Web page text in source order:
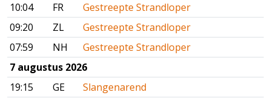
10:04
FR
Gestreepte Strandloper
09:20
ZL
Gestreepte Strandloper
07:59
NH
Gestreepte Strandloper
7 augustus 2026
19:15
GE Slangenarend